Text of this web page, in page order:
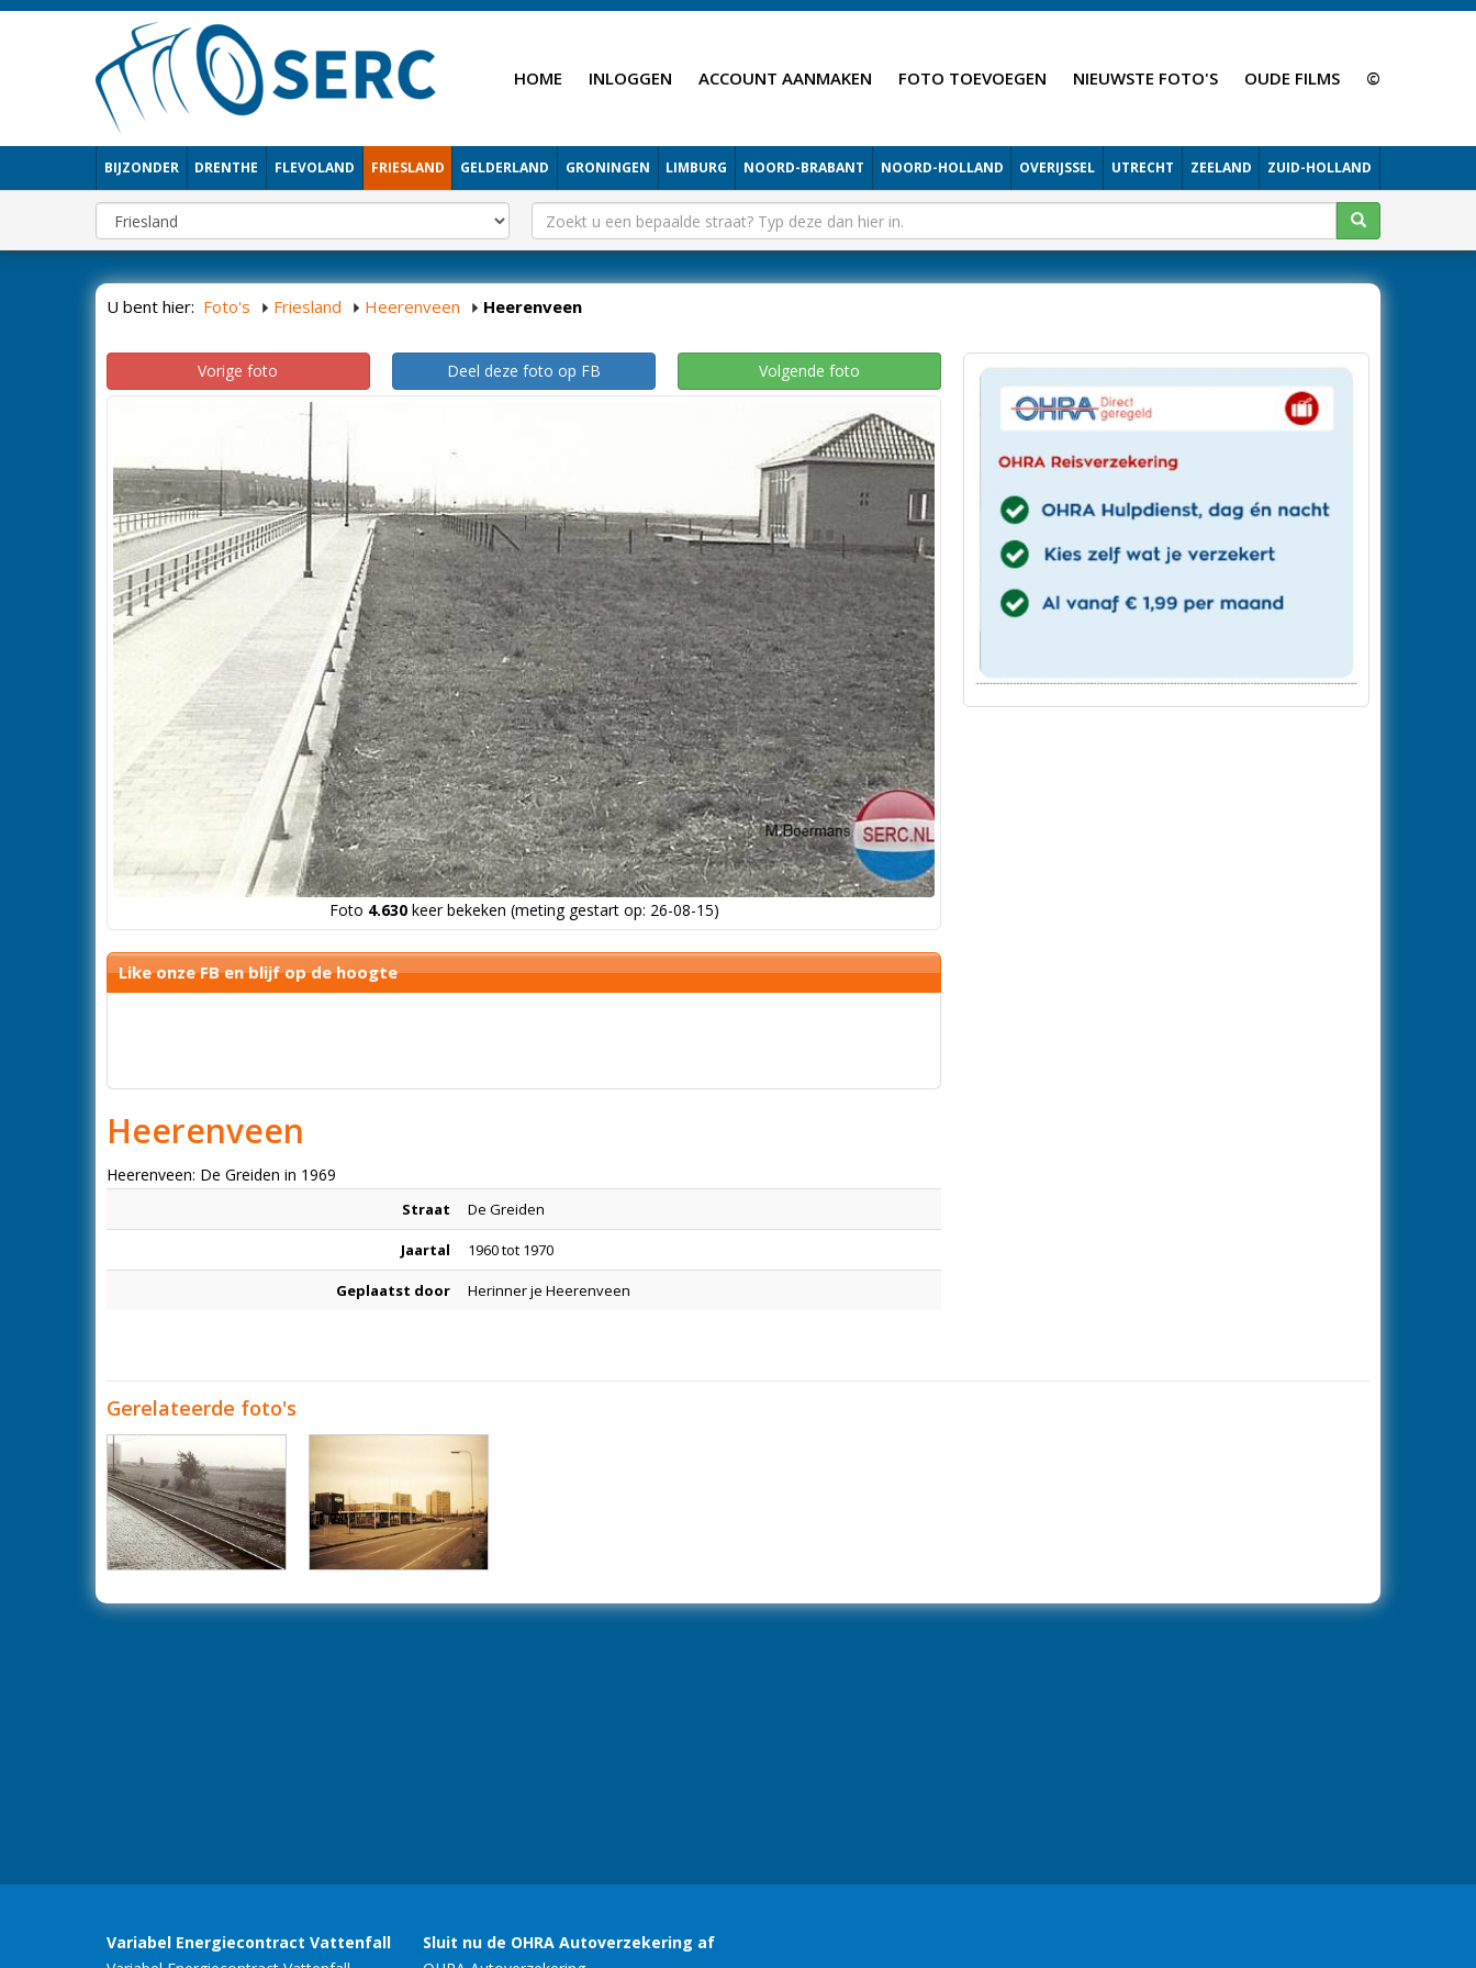
HOME INLOGGEN ACCOUNT AANMAKEN FOTO TOEVOEGEN NIEUWSTE FOTO'S OUDE FILMS ©
BIJZONDER DRENTHE FLEVOLAND FRIESLAND GELDERLAND GRONINGEN LIMBURG NOORD-BRABANT NOORD-HOLLAND OVERIJSSEL UTRECHT ZEELAND ZUID-HOLLAND
U bent hier: Foto's Friesland Heerenveen Heerenveen
Vorige foto Deel deze foto op FB Volgende foto
Foto 4.630keer bekeken (meting gestart op: 26-08-15)
Like onze FB en blijf op de hoogte
Heerenveen
Heerenveen: De Greiden in 1969
Straat De Greiden
Jaartal 1960 tot 1970
Geplaatst door Herinner je Heerenveen
Gerelateerde foto's